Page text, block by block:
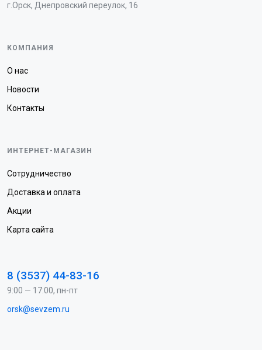
г.Орск, Днепровский переулок, 16
КОМПАНИЯ
О нас
Новости
Контакты
ИНТЕРНЕТ-МАГАЗИН
Сотрудничество
Доставка и оплата
Акции
Карта сайта
8 (3537) 44-83-16
9:00 — 17:00, пн-пт
orsk@sevzem.ru